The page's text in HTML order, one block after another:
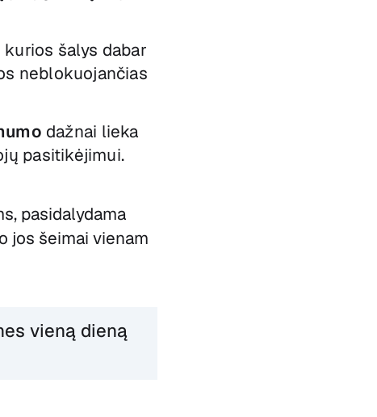
šalys dabar
neblokuojančias
dažnai lieka
pasitikėjimui.
pasidalydama
jos šeimai vienam
vieną dieną